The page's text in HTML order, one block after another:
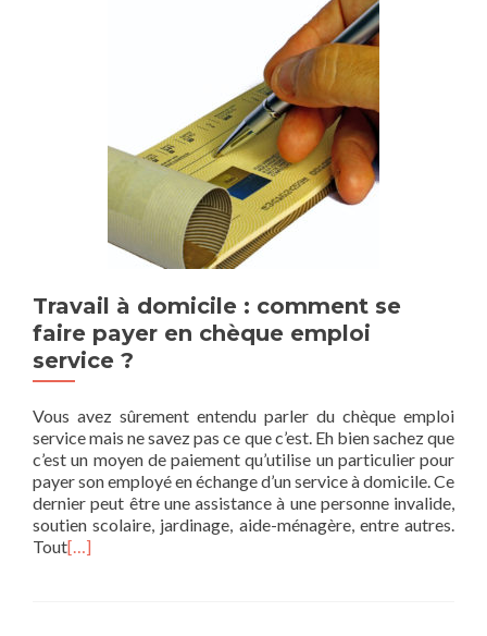
Travail à domicile : comment se
faire payer en chèque emploi
service ?
Vous avez sûrement entendu parler du chèque emploi
service mais ne savez pas ce que c’est. Eh bien sachez que
c’est un moyen de paiement qu’utilise un particulier pour
payer son employé en échange d’un service à domicile. Ce
dernier peut être une assistance à une personne invalide,
soutien scolaire, jardinage, aide-ménagère, entre autres.
Tout[…]